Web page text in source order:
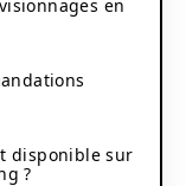
en
disponible sur
?